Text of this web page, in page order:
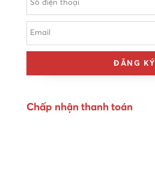
ĐĂNG KÝ
Chấp nhận thanh toán